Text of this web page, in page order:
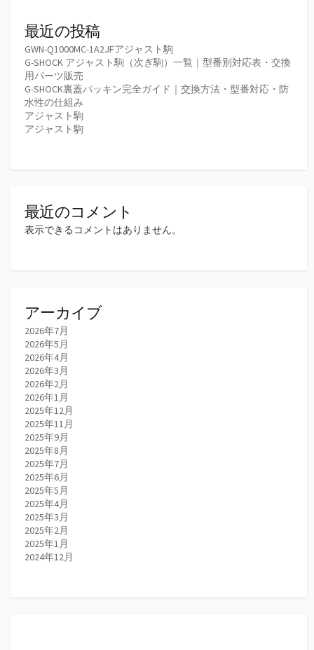
最近の投稿
GWN-Q1000MC-1A2JFアジャスト駒
G-SHOCK アジャスト駒（次ぎ駒）一覧｜型番別対応表・交換
用パーツ販売
G-SHOCK裏蓋パッキン完全ガイド｜交換方法・型番対応・防
水性の仕組み
アジャスト駒
アジャスト駒
最近のコメント
表示できるコメントはありません。
アーカイブ
2026年7月
2026年5月
2026年4月
2026年3月
2026年2月
2026年1月
2025年12月
2025年11月
2025年9月
2025年8月
2025年7月
2025年6月
2025年5月
2025年4月
2025年3月
2025年2月
2025年1月
2024年12月